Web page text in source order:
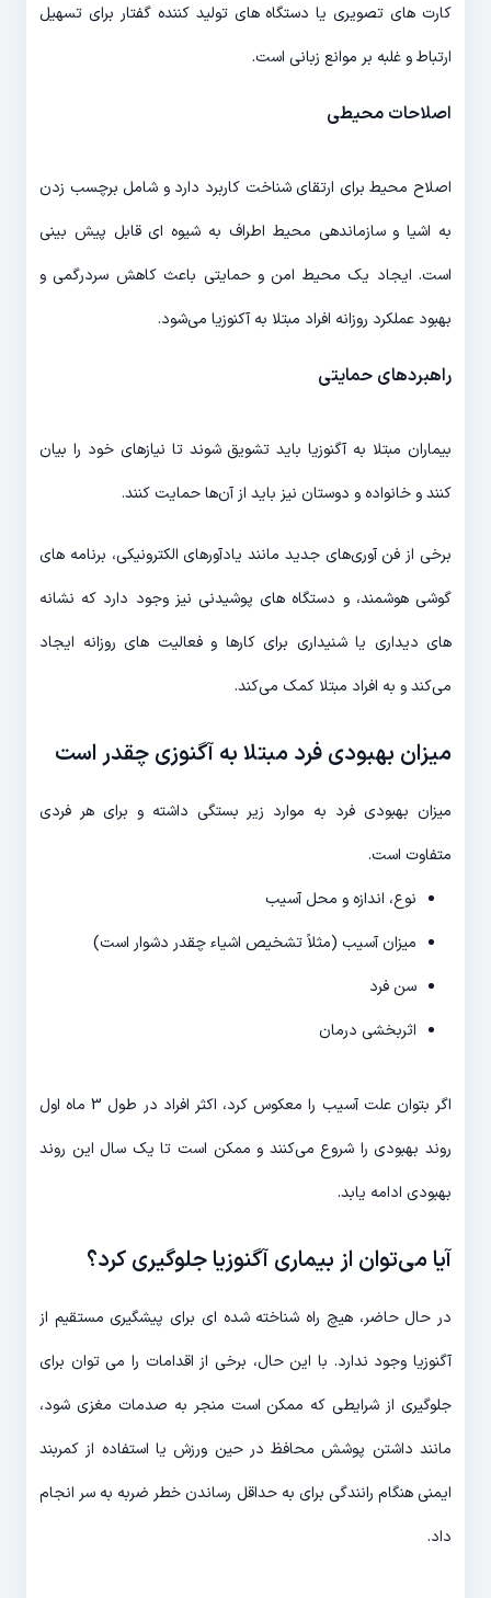
کارت های تصویری یا دستگاه های تولید کننده گفتار برای تسهیل
ارتباط و غلبه بر موانع زبانی است.
اصلاحات محیطی
اصلاح محیط برای ارتقای شناخت کاربرد دارد و شامل برچسب زدن
به اشیا و سازماندهی محیط اطراف به شیوه ای قابل پیش بینی
است. ایجاد یک محیط امن و حمایتی باعث کاهش سردرگمی و
بهبود عملکرد روزانه افراد مبتلا به آکنوزیا می‌شود.
راهبردهای حمایتی
بیماران مبتلا به آگنوزیا باید تشویق شوند تا نیازهای خود را بیان
کنند و خانواده و دوستان نیز باید از آن‌ها حمایت کنند.
برخی از فن آوری‌های جدید مانند یادآورهای الکترونیکی، برنامه های
گوشی هوشمند، و دستگاه های پوشیدنی نیز وجود دارد که نشانه
های دیداری یا شنیداری برای کارها و فعالیت های روزانه ایجاد
می‌کند و به افراد مبتلا کمک می‌کند.
میزان بهبودی فرد مبتلا به آگنوزی چقدر است
میزان بهبودی فرد به موارد زیر بستگی داشته و برای هر فردی
متفاوت است.
نوع، اندازه و محل آسیب
میزان آسیب (مثلاً تشخیص اشیاء چقدر دشوار است)
سن فرد
اثربخشی درمان
اگر بتوان علت آسیب را معکوس کرد، اکثر افراد در طول 3 ماه اول
روند بهبودی را شروع می‌کنند و ممکن است تا یک سال این روند
بهبودی ادامه یابد.
آیا می‌توان از بیماری آگنوزیا جلوگیری کرد؟
در حال حاضر، هیچ راه شناخته شده ای برای پیشگیری مستقیم از
آگنوزیا وجود ندارد. با این حال، برخی از اقدامات را می توان برای
جلوگیری از شرایطی که ممکن است منجر به صدمات مغزی شود،
مانند داشتن پوشش محافظ در حین ورزش یا استفاده از کمربند
ایمنی هنگام رانندگی برای به حداقل رساندن خطر ضربه به سر انجام
داد.